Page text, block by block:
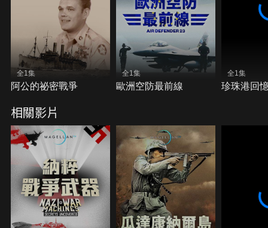
全1集
阿公的祕密戰爭
全1集
歐洲空防最前線
全1集
珍珠港回
相關影片